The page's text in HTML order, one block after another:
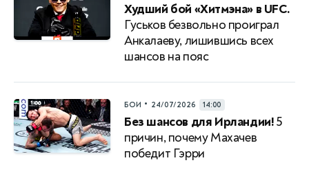
Худший бой «Хитмэна» в UFC.
Гуськов безвольно проиграл
Анкалаеву, лишившись всех
шансов на пояс
БОИ • 24/07/2026 14:00
Без шансов для Ирландии!5
причин, почему Махачев
победит Гэрри